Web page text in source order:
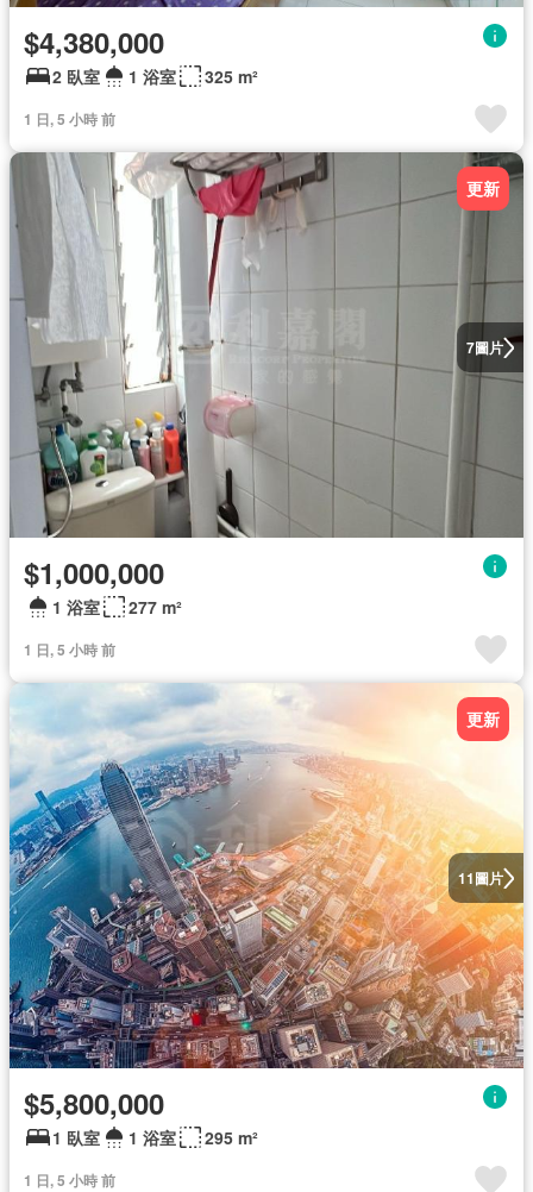
$4,380,000
2 臥室 1 浴室 325 m²
1 日, 5 小時 前
7圖片
更新
$1,000,000
1 浴室 277 m²
1 日, 5 小時 前
11圖片
更新
$5,800,000
1 臥室 1 浴室 295 m²
1 日, 5 小時 前